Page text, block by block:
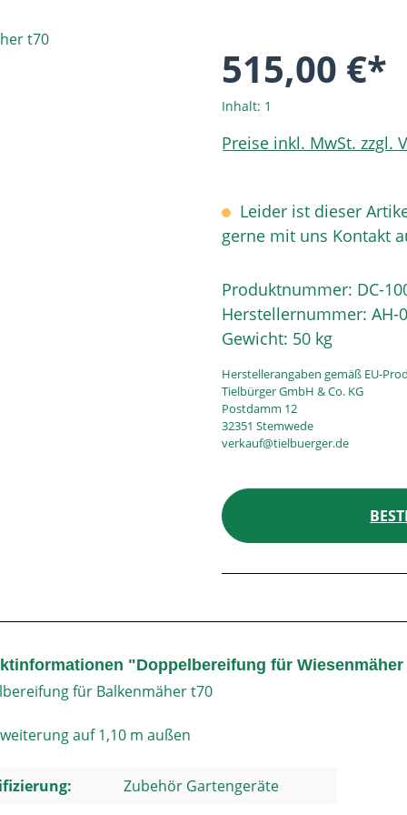
515,00 €*
Inhalt: 1
Preise inkl. MwSt. zzgl.
Leider ist dieser
gerne mit uns Kontakt
Produktnummer: DC-
Herstellernummer: AH-
Gewicht: 50 kg
Herstellerangaben gemäß EU-
Tielbürger GmbH & Co. KG
Postdamm 12
32351 Stemwede
verkauf@tielbuerger.de
"Doppelbereifung für
für Balkenmäher t70
auf 1,10 m außen
Zubehör Gartengeräte